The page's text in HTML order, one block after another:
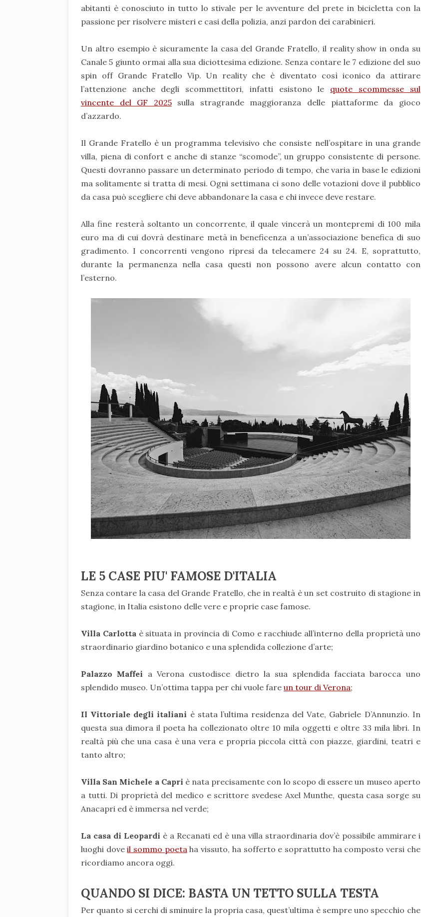
abitanti è conosciuto in tutto lo stivale per le avventure del prete in bicicletta con la
passione per risolvere misteri e casi della polizia, anzi pardon dei carabinieri.
Un altro esempio è sicuramente la casa del Grande Fratello, il reality show in onda su
Canale 5 giunto ormai alla sua diciottesima edizione. Senza contare le 7 edizione del suo
spin off Grande Fratello Vip. Un reality che è diventato così iconico da attirare
l’attenzione anche degli scommettitori, infatti esistono le quote scommesse sul
vincente del GF 2025
sulla stragrande maggioranza delle piattaforme da gioco
d’azzardo.
Il Grande Fratello è un programma televisivo che consiste nell’ospitare in una grande
villa, piena di confort e anche di stanze “scomode”, un gruppo consistente di persone.
Questi dovranno passare un determinato periodo di tempo, che varia in base le edizioni
ma solitamente si tratta di mesi. Ogni settimana ci sono delle votazioni dove il pubblico
da casa può scegliere chi deve abbandonare la casa e chi invece deve restare.
Alla fine resterà soltanto un concorrente, il quale vincerà un montepremi di 100 mila
euro ma di cui dovrà destinare metà in beneficenza a un’associazione benefica di suo
gradimento. I concorrenti vengono ripresi da telecamere 24 su 24. E, soprattutto,
durante la permanenza nella casa questi non possono avere alcun contatto con
l’esterno.
LE 5 CASE PIU' FAMOSE D'ITALIA
Senza contare la casa del Grande Fratello, che in realtà è un set costruito di stagione in
stagione, in Italia esistono delle vere e proprie case famose.
Villa Carlotta è situata in provincia di Como e racchiude all’interno della proprietà uno
straordinario giardino botanico e una splendida collezione d’arte;
Palazzo Maffei a Verona custodisce dietro la sua splendida facciata barocca uno
splendido museo. Un’ottima tappa per chi vuole fare un tour di Verona;
Il Vittoriale degli italiani è stata l’ultima residenza del Vate, Gabriele D’Annunzio. In
questa sua dimora il poeta ha collezionato oltre 10 mila oggetti e oltre 33 mila libri. In
realtà più che una casa è una vera e propria piccola città con piazze, giardini, teatri e
tanto altro;
Villa San Michele a Capri è nata precisamente con lo scopo di essere un museo aperto
a tutti. Di proprietà del medico e scrittore svedese Axel Munthe, questa casa sorge su
Anacapri ed è immersa nel verde;
La casa di Leopardi è a Recanati ed è una villa straordinaria dov’è possibile ammirare i
luoghi doveil sommo poetaha vissuto, ha sofferto e soprattutto ha composto versi che
ricordiamo ancora oggi.
QUANDO SI DICE: BASTA UN TETTO SULLA TESTA
Per quanto si cerchi di sminuire la propria casa, quest’ultima è sempre uno specchio che